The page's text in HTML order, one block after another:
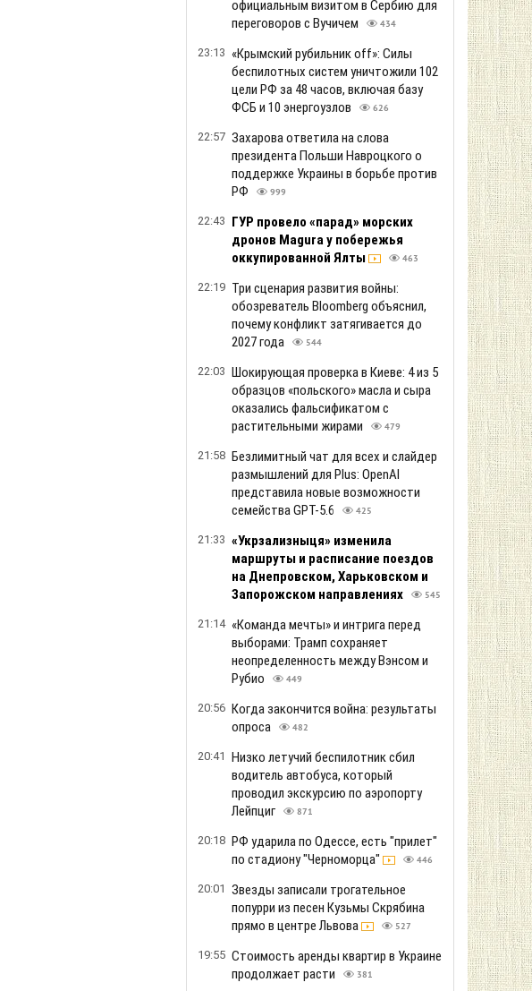
официальным визитом в Сербию для
переговоров с Вучичем
434
23:13 «Крымский рубильник off»: Силы
беспилотных систем уничтожили 102
цели РФ за 48 часов, включая базу
ФСБ и 10 энергоузлов
626
22:57 Захарова ответила на слова
президента Польши Навроцкого о
поддержке Украины в борьбе против
РФ
999
22:43 ГУР провело «парад» морских
дронов Magura у побережья
оккупированной Ялты
463
22:19 Три сценария развития войны:
обозреватель Bloomberg объяснил,
почему конфликт затягивается до
2027 года
544
22:03 Шокирующая проверка в Киеве: 4 из 5
образцов «польского» масла и сыра
оказались фальсификатом с
растительными жирами
479
21:58 Безлимитный чат для всех и слайдер
размышлений для Plus: OpenAI
представила новые возможности
семейства GPT-5.6
425
21:33 «Укрзализныця» изменила
маршруты и расписание поездов
на Днепровском, Харьковском и
Запорожском направлениях
545
21:14 «Команда мечты» и интрига перед
выборами: Трамп сохраняет
неопределенность между Вэнсом и
Рубио
449
20:56 Когда закончится война: результаты
опроса
482
20:41 Низко летучий беспилотник сбил
водитель автобуса, который
проводил экскурсию по аэропорту
Лейпциг
871
20:18 РФ ударила по Одессе, есть "прилет"
по стадиону "Черноморца"
446
20:01 Звезды записали трогательное
попурри из песен Кузьмы Скрябина
прямо в центре Львова
527
19:55 Стоимость аренды квартир в Украине
продолжает расти
381